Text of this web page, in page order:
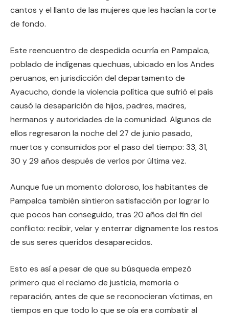
cantos y el llanto de las mujeres que les hacían la corte
de fondo.
Este reencuentro de despedida ocurría en Pampalca,
poblado de indígenas quechuas, ubicado en los Andes
peruanos, en jurisdicción del departamento de
Ayacucho, donde la violencia política que sufrió el país
causó la desaparición de hijos, padres, madres,
hermanos y autoridades de la comunidad. Algunos de
ellos regresaron la noche del 27 de junio pasado,
muertos y consumidos por el paso del tiempo: 33, 31,
30 y 29 años después de verlos por última vez.
Aunque fue un momento doloroso, los habitantes de
Pampalca también sintieron satisfacción por lograr lo
que pocos han conseguido, tras 20 años del fin del
conflicto: recibir, velar y enterrar dignamente los restos
de sus seres queridos desaparecidos.
Esto es así a pesar de que su búsqueda empezó
primero que el reclamo de justicia, memoria o
reparación, antes de que se reconocieran víctimas, en
tiempos en que todo lo que se oía era combatir al